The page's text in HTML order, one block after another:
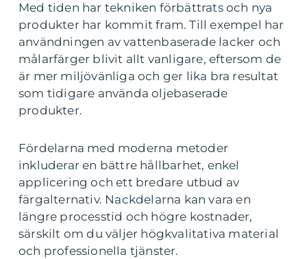
Med tiden har tekniken förbättrats och nya
produkter har kommit fram. Till exempel har
användningen av vattenbaserade lacker och
målarfärger blivit allt vanligare, eftersom de
är mer miljövänliga och ger lika bra resultat
som tidigare använda oljebaserade
produkter.
Fördelarna med moderna metoder
inkluderar en bättre hållbarhet, enkel
applicering och ett bredare utbud av
färgalternativ. Nackdelarna kan vara en
längre processtid och högre kostnader,
särskilt om du väljer högkvalitativa material
och professionella tjänster.